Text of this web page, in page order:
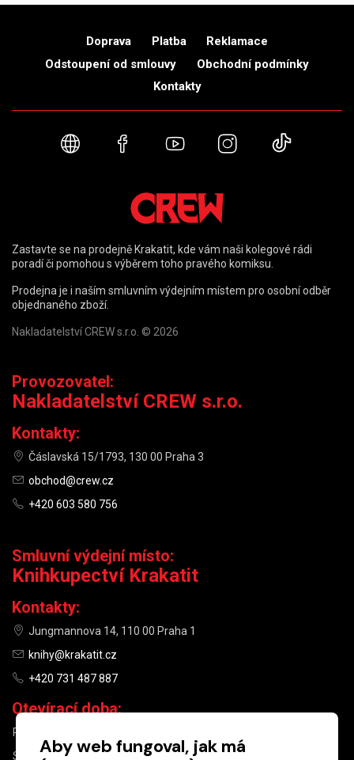
Doprava Platba
Reklamace
Odstoupení od smlouvy
Obchodní podmínky
Kontakty
Webové stránky
FacebookYouTubeInstagram
Zastavte se na prodejně Krakatit, kde vám naši kolegové rádi
poradí či pomohou s výběrem toho pravého komiksu.
Prodejna je i naším smluvním výdejním místem pro osobní odběr
objednaného zboží.
Nakladatelství CREW s.r.o. © 2026
Provozovatel:
Nakladatelství CREW s.r.o.
Kontakty:
Čáslavská 15/1793, 130 00 Praha 3
obchod@crew.cz
+420 603 580 756
Smluvní výdejní místo:
Knihkupectví Krakatit
Kontakty:
Jungmannova 14, 110 00 Praha 1
knihy@krakatit.cz
+420 731 487 887
Otevírací doba:
PO–PÁ
SO
10:00–13:00
Aby web fungoval, jak má